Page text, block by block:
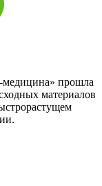
медицина» прошла
материалов